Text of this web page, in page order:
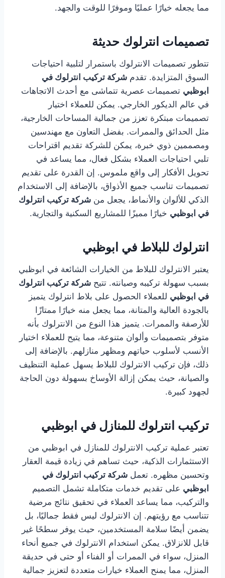
مما يجعله خيارًا عمليًا وموفرًا للوقت والجهد.
تصميمات انترلوك حديثة
تتطور تصميمات الانترلوك باستمرار لتلبية احتياجات
السوق المتزايدة. تقدم شركة تركيب انترلوك في
ابوظبي تصميمات عصرية تتماشى مع أحدث الاتجاهات
في عالم الديكور الخارجي. يمكن للعملاء اختيار
تصميمات مبتكرة تعزز من جمالية المساحات الخارجية،
مثل الحدائق والممرات. بفضل التعاون مع مهندسين
ومصممين ذوي خبرة، يمكن للشركة تقديم اقتراحات
تلبي احتياجات العملاء بشكل فعال، مما يساعد في
تحويل الأفكار إلى واقع ملموس. إن القدرة على تقديم
تصميمات تناسب جميع الأذواق، بالإضافة إلى الاستخدام
الذكي للألوان والأنماط، يجعل من شركة تركيب انترلوك
في ابوظبي خيارًا مميزًا للمشاريع السكنية والتجارية.
انترلوك للبلاط في ابوظبي
يعتبر الانترلوك للبلاط من الخيارات الشائعة في ابوظبي
بسبب سهولة تركيبه وصيانته. تتيح شركة تركيب انترلوك
في ابوظبي للعملاء الحصول على بلاط انترلوك يتميز
بالجودة العالية والمتانة، مما يجعل منه خيارًا ممتازًا
للأرصفة والممرات. يتميز هذا النوع من الانترلوك بأنه
متوفر بتصميمات وألوان متنوعة، مما يتيح للعملاء اختيار
الأنسب لأسلوب حياتهم ومظهر منازلهم. بالإضافة إلى
ذلك، فإن تركيب الانترلوك للبلاط يسهل عملية التنظيف
والصيانة، حيث يمكن إزالة الأوساخ بسهولة دون الحاجة
لجهود كبيرة.
تركيب انترلوك للمنازل في ابوظبي
تعتبر عملية تركيب الانترلوك للمنازل في ابوظبي من
الاستثمارات الذكية، حيث تساهم في زيادة قيمة العقار
وتحسين مظهره. تعمل شركة تركيب انترلوك في
ابوظبي على تقديم خدمات متكاملة تشمل التصميم
والتركيب، مما يساعد العملاء في تحقيق نتائج مرضية
تتناسب مع رؤيتهم. إن الانترلوك ليس فقط جماليًا، بل
يضمن أيضًا سلامة المستخدمين، حيث يوفر سطحًا غير
قابل للانزلاق. يمكن استخدام الانترلوك في جميع أنحاء
المنزل، سواء في الممرات أو الفناء أو حتى في حديقة
المنزل، مما يمنح العملاء خيارات متعددة لتعزيز جمالية